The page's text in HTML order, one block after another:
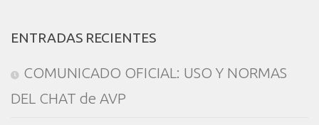
ENTRADAS RECIENTES
COMUNICADO OFICIAL: USO Y NORMAS
DEL CHAT de AVP